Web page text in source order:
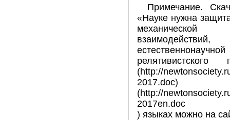
Примечание.
«Науке нужна
(http://
(http://
2017en.doc
) языках можно на